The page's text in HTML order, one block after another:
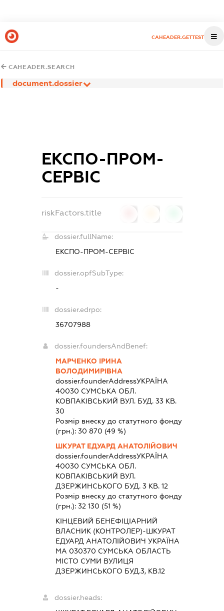
CAHEADER.GETTEST
CAHEADER.SEARCH
document.dossier
ЕКСПО-ПРОМ-
СЕРВІС
riskFactors.title
dossier.fullName:
ЕКСПО-ПРОМ-СЕРВІС
dossier.opfSubType:
-
dossier.edrpo:
36707988
dossier.foundersAndBenef:
МАРЧЕНКО ІРИНА
ВОЛОДИМИРІВНА
dossier.founderAddressУКРАЇНА
40030 СУМСЬКА ОБЛ.
КОВПАКІВСЬКИЙ ВУЛ. БУД. 33 КВ.
30
Розмір внеску до статутного фонду
(грн.): 30 870 (49 %)
ШКУРАТ ЕДУАРД АНАТОЛІЙОВИЧ
dossier.founderAddressУКРАЇНА
40030 СУМСЬКА ОБЛ.
КОВПАКІВСЬКИЙ ВУЛ.
ДЗЕРЖИНСЬКОГО БУД. 3 КВ. 12
Розмір внеску до статутного фонду
(грн.): 32 130 (51 %)
КІНЦЕВИЙ БЕНЕФІЦІАРНИЙ
ВЛАСНИК (КОНТРОЛЕР)-ШКУРАТ
ЕДУАРД АНАТОЛІЙОВИЧ УКРАЇНА
МА 030370 СУМСЬКА ОБЛАСТЬ
МІСТО СУМИ ВУЛИЦЯ
ДЗЕРЖИНСЬКОГО БУД.3, КВ.12
dossier.heads: